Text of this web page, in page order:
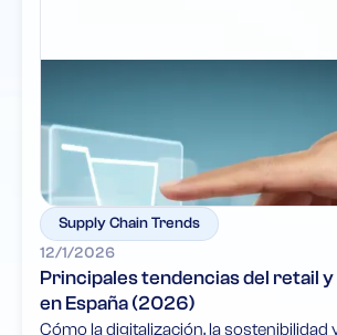
Supply Chain Trends
12/1/2026
Principales tendencias del retail
en España (2026)
Cómo la digitalización, la sostenibilidad